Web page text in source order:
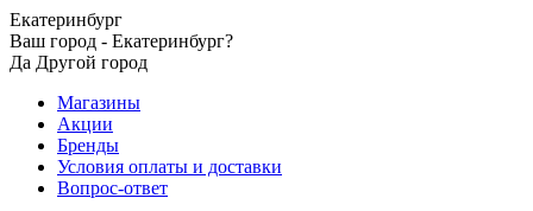
Екатеринбург
Ваш город - Екатеринбург?
Да Другой город
Магазины
Акции
Бренды
Условия оплаты и доставки
Вопрос-ответ